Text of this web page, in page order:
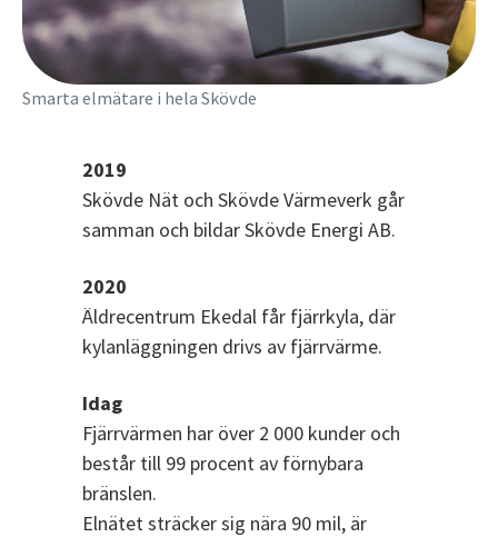
Smarta elmätare i hela Skövde
2019
Skövde Nät och Skövde Värmeverk går
samman och bildar Skövde Energi AB.
2020
Äldrecentrum Ekedal får fjärrkyla, där
kylanläggningen drivs av fjärrvärme.
Idag
Fjärrvärmen har över 2 000 kunder och
består till 99 procent av förnybara
bränslen.
Elnätet sträcker sig nära 90 mil, är